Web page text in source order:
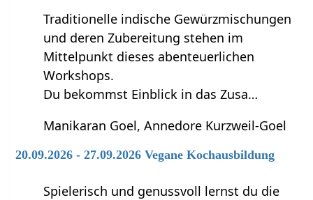
Traditionelle indische Gewürzmischungen
und deren Zubereitung stehen im
Mittelpunkt dieses abenteuerlichen
Workshops.
Du bekommst Einblick in das Zusa…
Manikaran Goel, Annedore Kurzweil-Goel
20.09.2026 - 27.09.2026 Vegane Kochausbildung
Spielerisch und genussvoll lernst du die